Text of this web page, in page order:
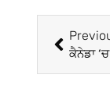
ਕੈਨੇਡਾ